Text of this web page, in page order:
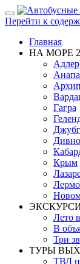
Показать/
Скрыть
Перейти к
Главная
НА МОРЕ
Адлер
Анапа
Гагра
Крым
Лето
В
Три
ТУРЫ
ТВД